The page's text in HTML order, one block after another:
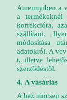
Amennyiben a
a
korrekcióra,
szállítani.
módosítása
adatokról. A
t, illetve
szerződéstől.
4. A vásárlás
A hez nincsen